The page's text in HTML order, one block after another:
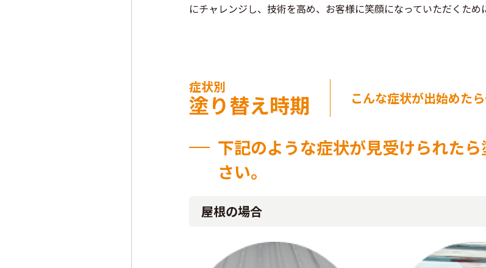
にチャレンジし、技術を高め、お客様に笑顔になっていただくため
症状別
塗り替え時期 こんな症状が出始めた
下記のような症状が見受けられた
さい。
屋根の場合